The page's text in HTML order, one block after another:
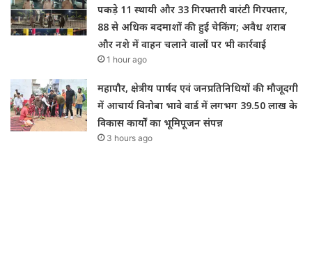
पकड़े 11 स्थायी और 33 गिरफ्तारी वारंटी गिरफ्तार,
88 से अधिक बदमाशों की हुई चेकिंग; अवैध शराब
और नशे में वाहन चलाने वालों पर भी कार्रवाई
1 hour ago
महापौर, क्षेत्रीय पार्षद एवं जनप्रतिनिधियों की मौजूदगी
में आचार्य विनोबा भावे वार्ड में लगभग 39.50 लाख के
विकास कार्यों का भूमिपूजन संपन्न
3 hours ago